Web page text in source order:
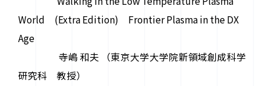
World (Extra Edition) Frontier Plasma in the DX
Age
寺嶋 和夫 （東京大学大学院新領域創成科学
研究科 教授）